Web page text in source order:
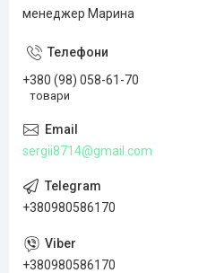
менеджер Марина
+380 (98) 058-61-70
товари
sergii8714@gmail.com
+380980586170
+380980586170